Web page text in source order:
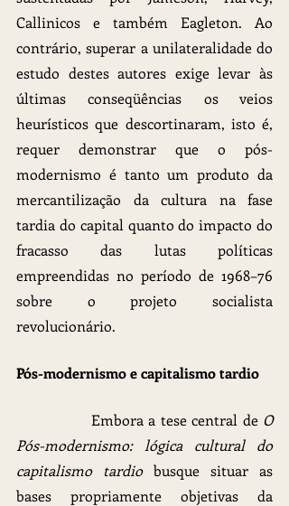
Callinicos e também Eagleton. Ao
contrário, superar a unilateralidade do
estudo destes autores exige levar às
últimas conseqüências os veios
heurísticos que descortinaram, isto é,
requer demonstrar que o pós-
modernismo é tanto um produto da
mercantilização da cultura na fase
tardia do capital quanto do impacto do
fracasso das lutas políticas
empreendidas no período de 1968–76
sobre o projeto socialista
revolucionário.
Pós-modernismo e capitalismo tardio
		Embora a tese central de
O
Pós-modernismo: lógica cultural do
capitalismo tardio busque situar as
bases propriamente objetivas da